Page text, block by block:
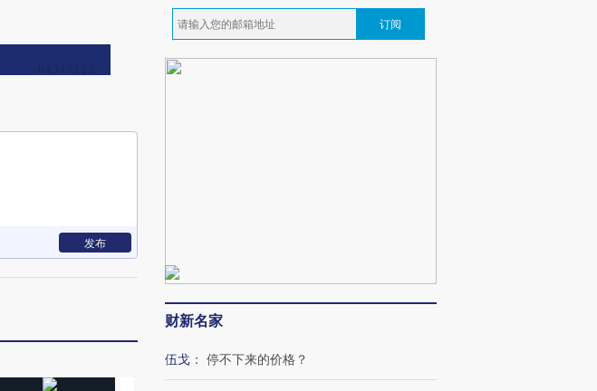
发布
订阅
财新名家
伍戈 ： 停不下来的价格？